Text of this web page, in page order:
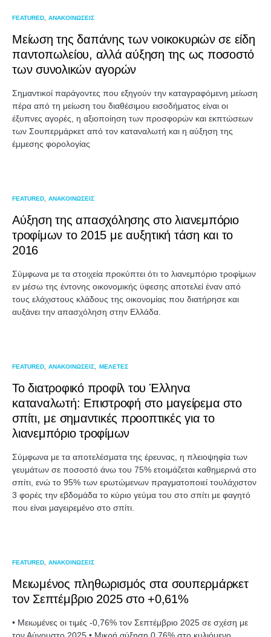
FEATURED ΑΝΑΚΟΙΝΩΣΕΙΣ
Μείωση της δαπάνης των νοικοκυριών σε είδη
παντοπωλείου, αλλά αύξηση της ως ποσοστό
των συνολικών αγορών
Σημαντικοί παράγοντες που εξηγούν την καταγραφόμενη μείωση
πέρα από τη μείωση του διαθέσιμου εισοδήματος είναι οι
έξυπνες αγορές, η αξιοποίηση των προσφορών και εκπτώσεων
των Σουπερμάρκετ από τον καταναλωτή και η αύξηση της
έμμεσης φορολογίας
FEATURED ΑΝΑΚΟΙΝΩΣΕΙΣ
Αύξηση της απασχόλησης στο λιανεμπόριο
τροφίμων το 2015 με αυξητική τάση και το
2016
Σύμφωνα με τα στοιχεία προκύπτει ότι το λιανεμπόριο τροφίμων
εν μέσω της έντονης οικονομικής ύφεσης αποτελεί έναν από
τους ελάχιστους κλάδους της οικονομίας που διατήρησε και
αυξάνει την απασχόληση στην Ελλάδα.
FEATURED ΑΝΑΚΟΙΝΩΣΕΙΣ ΜΕΛΕΤΕΣ
Το διατροφικό προφίλ του Έλληνα
καταναλωτή: Επιστροφή στο μαγείρεμα στο
σπίτι, με σημαντικές προοπτικές για το
λιανεμπόριο τροφίμων
Σύμφωνα με τα αποτελέσματα της έρευνας, η πλειοψηφία των
γευμάτων σε ποσοστό άνω του 75% ετοιμάζεται καθημερινά στο
σπίτι, ενώ το 95% των ερωτώμενων πραγματοποιεί τουλάχιστον
3 φορές την εβδομάδα το κύριο γεύμα του στο σπίτι με φαγητό
που είναι μαγειρεμένο στο σπίτι.
FEATURED ΑΝΑΚΟΙΝΩΣΕΙΣ
Μειωμένος πληθωρισμός στα σουπερμάρκετ
τον Σεπτέμβριο 2025 στο +0,61%
• Μειωμένες οι τιμές -0,76% τον Σεπτέμβριο 2025 σε σχέση με